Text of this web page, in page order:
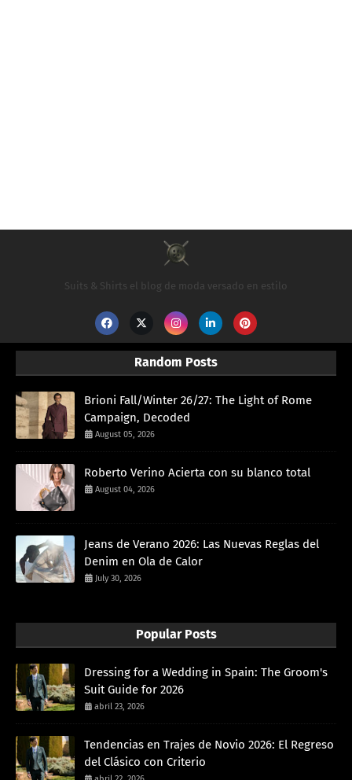
Suits & Shirts el blog de moda versado en estilo
Random Posts
Brioni Fall/Winter 26/27: The Light of Rome
Campaign, Decoded
August 05, 2026
Roberto Verino Acierta con su blanco total
August 04, 2026
Jeans de Verano 2026: Las Nuevas Reglas del
Denim en Ola de Calor
July 30, 2026
Popular Posts
Dressing for a Wedding in Spain: The Groom's
Suit Guide for 2026
abril 23, 2026
Tendencias en Trajes de Novio 2026: El Regreso
del Clásico con Criterio